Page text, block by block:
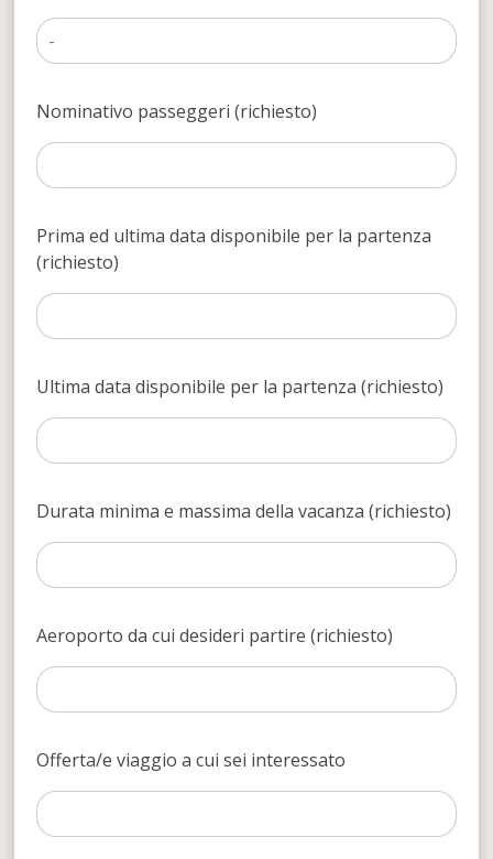
Nominativo passeggeri (richiesto)
Prima ed ultima data disponibile per la partenza
(richiesto)
Ultima data disponibile per la partenza (richiesto)
Durata minima e massima della vacanza (richiesto)
Aeroporto da cui desideri partire (richiesto)
Offerta/e viaggio a cui sei interessato